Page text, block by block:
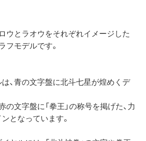
ウとラオウをそれぞれイメージした
フモデルです。
、青の文字盤に北斗七星が煌めくデ
の文字盤に「拳王」の称号を掲げた、力
となっています。